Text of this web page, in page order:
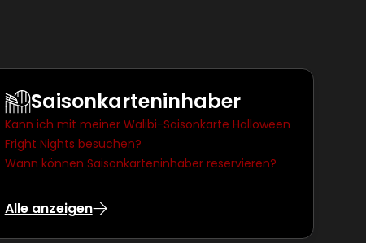
Saisonkarteninhaber
Kann ich mit meiner Walibi-Saisonkarte Halloween
Fright Nights besuchen?
Wann können Saisonkarteninhaber reservieren?
Alle anzeigen